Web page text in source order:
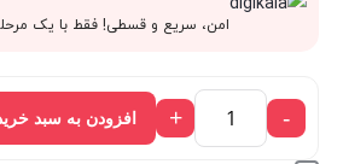
510,000 تومان
بود.
قیمت
فعلی:
459,000 تومان.
امن، سریع و قسطی! فقط با یک
-
+ افزودن به سبد